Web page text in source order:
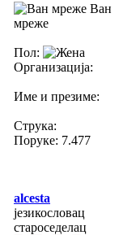
Ван
мреже
Пол:
Организација:
Име и презиме:
Струка:
Поруке: 7.477
alcesta
језикословац
староседелац